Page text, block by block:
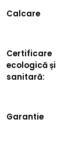
Calcare
Certificare
ecologică și
sanitară:
Garantie